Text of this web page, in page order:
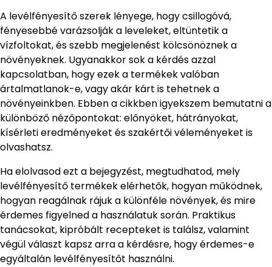
A levélfényesítő szerek lényege, hogy csillogóvá,
fényesebbé varázsolják a leveleket, eltüntetik a
vízfoltokat, és szebb megjelenést kölcsönöznek a
növényeknek. Ugyanakkor sok a kérdés azzal
kapcsolatban, hogy ezek a termékek valóban
ártalmatlanok-e, vagy akár kárt is tehetnek a
növényeinkben. Ebben a cikkben igyekszem bemutatni a
különböző nézőpontokat: előnyöket, hátrányokat,
kísérleti eredményeket és szakértői véleményeket is
olvashatsz.
Ha elolvasod ezt a bejegyzést, megtudhatod, mely
levélfényesítő termékek elérhetők, hogyan működnek,
hogyan reagálnak rájuk a különféle növények, és mire
érdemes figyelned a használatuk során. Praktikus
tanácsokat, kipróbált recepteket is találsz, valamint
végül választ kapsz arra a kérdésre, hogy érdemes-e
egyáltalán levélfényesítőt használni.